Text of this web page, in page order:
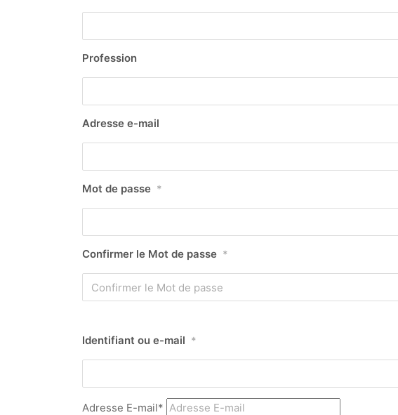
Profession
Adresse e-mail
Mot de passe *
Confirmer le Mot de passe *
Identifiant ou e-mail *
Adresse E-mail*